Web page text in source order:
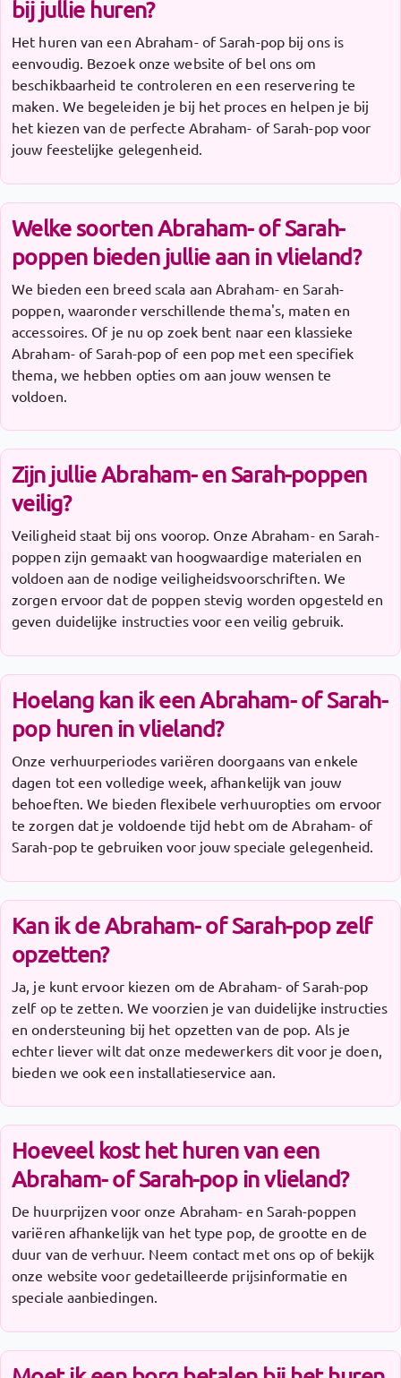
bij jullie huren?
Het huren van een Abraham- of Sarah-pop bij ons is
eenvoudig. Bezoek onze website of bel ons om
beschikbaarheid te controleren en een reservering te
maken. We begeleiden je bij het proces en helpen je bij
het kiezen van de perfecte Abraham- of Sarah-pop voor
jouw feestelijke gelegenheid.
Welke soorten Abraham- of Sarah-
poppen bieden jullie aan in vlieland?
We bieden een breed scala aan Abraham- en Sarah-
poppen, waaronder verschillende thema's, maten en
accessoires. Of je nu op zoek bent naar een klassieke
Abraham- of Sarah-pop of een pop met een specifiek
thema, we hebben opties om aan jouw wensen te
voldoen.
Zijn jullie Abraham- en Sarah-poppen
veilig?
Veiligheid staat bij ons voorop. Onze Abraham- en Sarah-
poppen zijn gemaakt van hoogwaardige materialen en
voldoen aan de nodige veiligheidsvoorschriften. We
zorgen ervoor dat de poppen stevig worden opgesteld en
geven duidelijke instructies voor een veilig gebruik.
Hoelang kan ik een Abraham- of Sarah-
pop huren in vlieland?
Onze verhuurperiodes variëren doorgaans van enkele
dagen tot een volledige week, afhankelijk van jouw
behoeften. We bieden flexibele verhuuropties om ervoor
te zorgen dat je voldoende tijd hebt om de Abraham- of
Sarah-pop te gebruiken voor jouw speciale gelegenheid.
Kan ik de Abraham- of Sarah-pop zelf
opzetten?
Ja, je kunt ervoor kiezen om de Abraham- of Sarah-pop
zelf op te zetten. We voorzien je van duidelijke instructies
en ondersteuning bij het opzetten van de pop. Als je
echter liever wilt dat onze medewerkers dit voor je doen,
bieden we ook een installatieservice aan.
Hoeveel kost het huren van een
Abraham- of Sarah-pop in vlieland?
De huurprijzen voor onze Abraham- en Sarah-poppen
variëren afhankelijk van het type pop, de grootte en de
duur van de verhuur. Neem contact met ons op of bekijk
onze website voor gedetailleerde prijsinformatie en
speciale aanbiedingen.